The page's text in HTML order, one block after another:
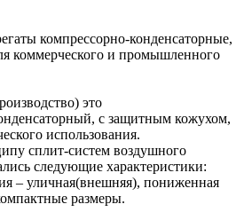
компрессорно-конденсаторные,
коммерческого и промышленного
это
с защитным кожухом,
использования.
сплит-систем воздушного
следующие характеристики:
– уличная(внешняя), пониженная
размеры.